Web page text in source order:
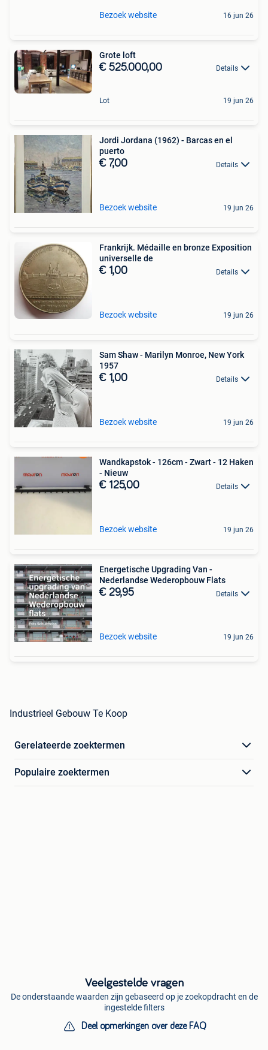
Bezoek website 16 jun 26
Grote loft
€ 525.000,00 Details
Lot 19 jun 26
Jordi Jordana (1962) - Barcas en el
puerto
€ 7,00 Details
Bezoek website 19 jun 26
Frankrijk. Médaille en bronze Exposition
universelle de
€ 1,00 Details
Bezoek website 19 jun 26
Sam Shaw - Marilyn Monroe, New York
1957
€ 1,00 Details
Bezoek website 19 jun 26
Wandkapstok - 126cm - Zwart - 12 Haken
- Nieuw
€ 125,00 Details
Bezoek website 19 jun 26
Energetische ­Upgrading Van ­
Nederlandse Wederopbouw Flats
€ 29,95 Details
Bezoek website 19 jun 26
Industrieel Gebouw Te Koop
Gerelateerde zoektermen
Populaire zoektermen
Veelgestelde vragen
De onderstaande waarden zijn gebaseerd op je zoekopdracht en de
ingestelde filters
Deel opmerkingen over deze FAQ